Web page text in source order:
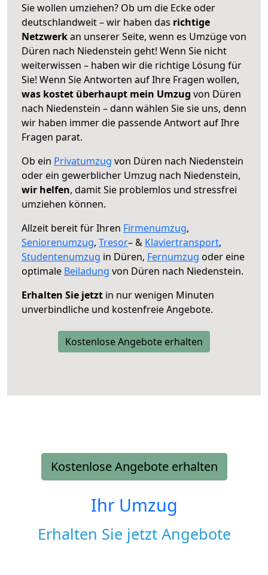
Sie wollen umziehen? Ob um die Ecke oder
deutschlandweit – wir haben das richtige
Netzwerkan unserer Seite, wenn es Umzüge von
Düren nach Niedenstein geht! Wenn Sie nicht
weiterwissen – haben wir die richtige Lösung für
Sie! Wenn Sie Antworten auf Ihre Fragen wollen,
was kostet überhaupt mein Umzug von Düren
nach Niedenstein – dann wählen Sie sie uns, denn
wir haben immer die passende Antwort auf Ihre
Fragen parat.
Ob ein Privatumzug von Düren nach Niedenstein
oder ein gewerblicher Umzug nach Niedenstein,
wir helfen, damit Sie problemlos und stressfrei
umziehen können.
Allzeit bereit für Ihren Firmenumzug,
Seniorenumzug, Tresor– & Klaviertransport,
Studentenumzug in Düren, Fernumzug oder eine
optimale Beiladung von Düren nach Niedenstein.
Erhalten Sie jetzt in nur wenigen Minuten
unverbindliche und kostenfreie Angebote.
Kostenlose Angebote erhalten
Kostenlose Angebote erhalten
Ihr Umzug
Erhalten Sie jetzt Angebote